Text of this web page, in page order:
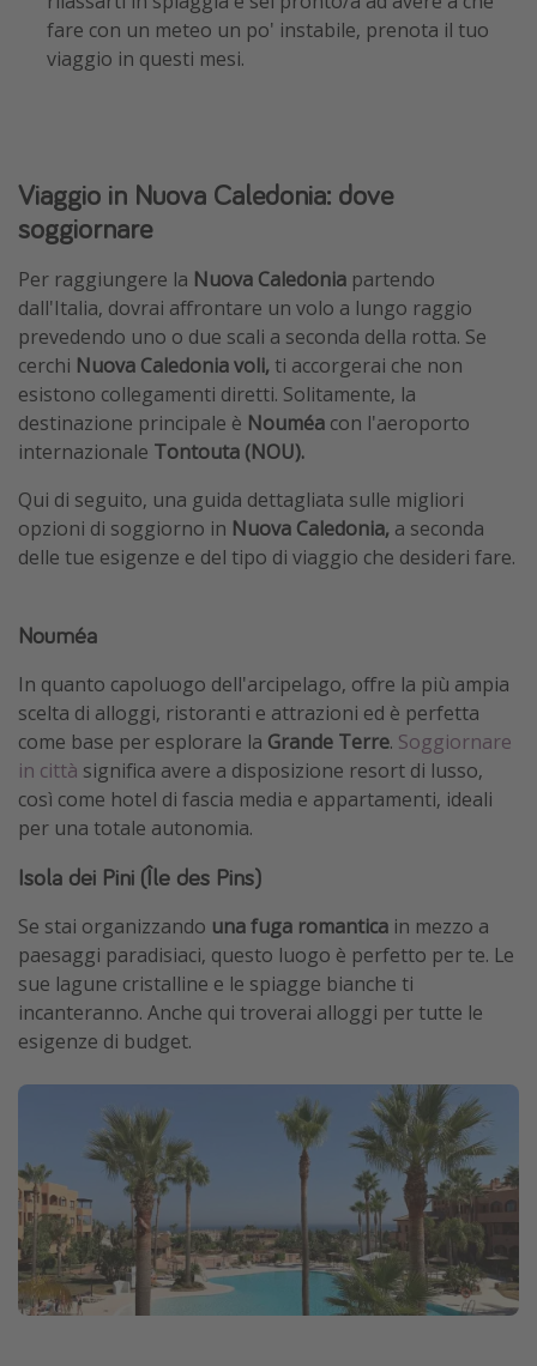
fare con un meteo un po' instabile, prenota il tuo
viaggio in questi mesi.
Viaggio in Nuova Caledonia: dove
soggiornare
Per raggiungere la Nuova Caledonia partendo
dall'Italia, dovrai affrontare un volo a lungo raggio
prevedendo uno o due scali a seconda della rotta. Se
cerchi Nuova Caledonia voli, ti accorgerai che non
esistono collegamenti diretti. Solitamente, la
destinazione principale è Nouméa con l'aeroporto
internazionale Tontouta (NOU).
Qui di seguito, una guida dettagliata sulle migliori
opzioni di soggiorno in Nuova Caledonia, a seconda
delle tue esigenze e del tipo di viaggio che desideri fare.
Nouméa
In quanto capoluogo dell'arcipelago, offre la più ampia
scelta di alloggi, ristoranti e attrazioni ed è perfetta
come base per esplorare la Grande Terre. Soggiornare
in città significa avere a disposizione resort di lusso,
così come hotel di fascia media e appartamenti, ideali
per una totale autonomia.
Isola dei Pini (Île des Pins)
Se stai organizzando una fuga romantica in mezzo a
paesaggi paradisiaci, questo luogo è perfetto per te. Le
sue lagune cristalline e le spiagge bianche ti
incanteranno. Anche qui troverai alloggi per tutte le
esigenze di budget.